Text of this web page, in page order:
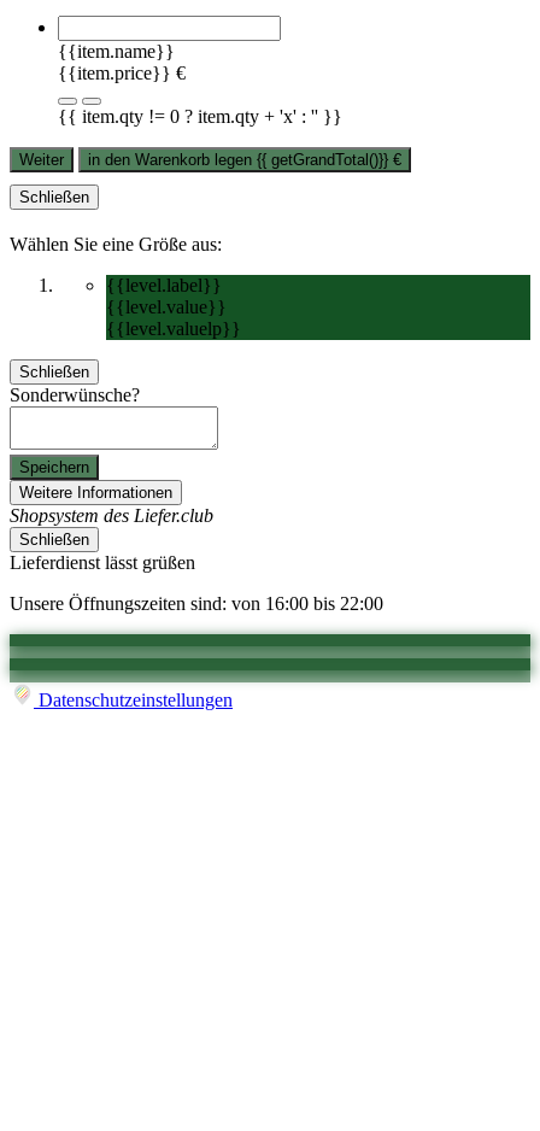
{{item.name}}
{{item.price}} €
{{ item.qty != 0 ? item.qty + 'x' : '' }}
Weiter in den Warenkorb legen {{ getGrandTotal()}} €
Schließen
Wählen Sie eine Größe aus:
{{level.label}}
{{level.value}}
{{level.valuelp}}
Schließen
Sonderwünsche?
Speichern
Weitere Informationen
Shopsystem des Liefer.club
Schließen
Lieferdienst lässt grüßen
Unsere Öffnungszeiten sind: von 16:00 bis 22:00
Datenschutzeinstellungen